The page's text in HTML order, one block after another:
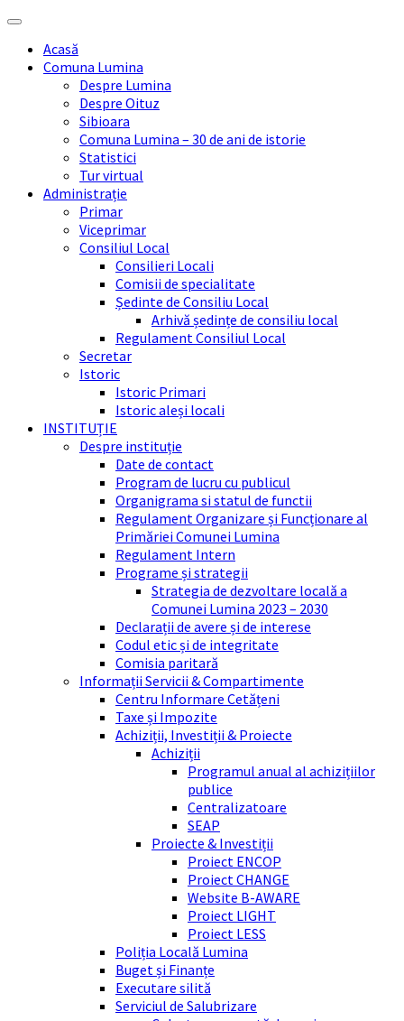
Skip
content
Skip
sidebar
Skip
right
sidebar
Skip
footerAcasă
Comuna Lumina
Despre Lumina
Despre Oituz
Sibioara
Comuna Lumina – 30 de ani de istorie
Statistici
Tur virtual
Administrație
Primar
Viceprimar
Consiliul Local
Consilieri Locali
Comisii de specialitate
Ședinte de Consiliu Local
Arhivă ședințe de consiliu local
Regulament Consiliul Local
Secretar
Istoric
Istoric Primari
Istoric aleși locali
INSTITUȚIE
Despre instituție
Date de contact
Program de lucru cu publicul
Organigrama si statul de functii
Regulament Organizare și Funcționare al
Primăriei Comunei Lumina
Regulament Intern
Programe și strategii
Strategia de dezvoltare locală a
Comunei Lumina 2023 – 2030
Declarații de avere și de interese
Codul etic și de integritate
Comisia paritară
Informații Servicii & Compartimente
Centru Informare Cetățeni
Taxe și Impozite
Achiziții, Investiții & Proiecte
Achiziții
Programul anual al achizițiilor
publice
Centralizatoare
SEAP
Proiecte & Investiții
Proiect ENCOP
Proiect CHANGE
Website B-AWARE
Proiect LIGHT
Proiect LESS
Poliția Locală Lumina
Buget și Finanțe
Executare silită
Serviciul de Salubrizare